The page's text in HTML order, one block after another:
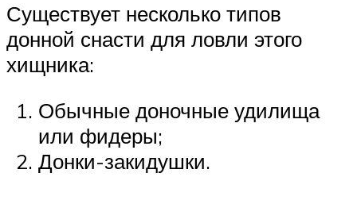
Существует несколько типов
донной снасти для ловли этого
хищника:
Обычные доночные удилища
или фидеры;
Донки-закидушки.